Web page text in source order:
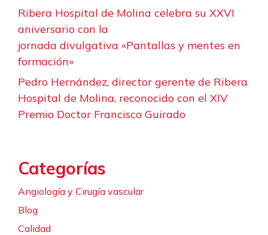
Ribera Hospital de Molina celebra su XXVI
aniversario con la
jornada divulgativa «Pantallas y mentes en
formación»
Pedro Hernández, director gerente de Ribera
Hospital de Molina, reconocido con el XIV
Premio Doctor Francisco Guirado
Categorías
Angiología y Cirugía vascular
Blog
Calidad